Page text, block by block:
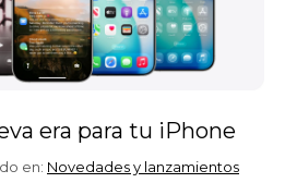
era para tu iPhone
en: Novedades y lanzamientos